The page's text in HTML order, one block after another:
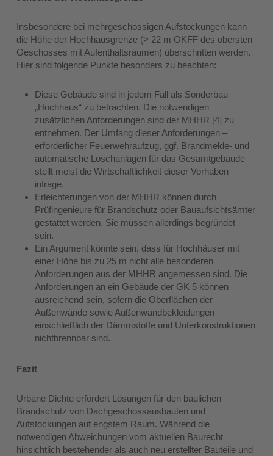
Insbesondere bei mehrgeschossigen Aufstockungen kann
die Höhe der Hochhausgrenze (> 22 m OKFF des obersten
Geschosses mit Aufenthaltsräumen) überschritten werden.
Hier sind folgende Punkte besonders zu beachten:
Diese Gebäude sind in jedem Fall als Sonderbau
„Hochhaus“ zu betrachten. Die notwendigen
zusätzlichen Anforderungen sind der MHHR [4] zu
entnehmen. Der Umfang dieser Anforderungen –
erforderlicher Feuerwehraufzug, ggf. Brandmelde- und
automatische Löschanlagen für das Gesamtgebäude –
stellt meist die Wirtschaftlichkeit dieser Vorhaben
infrage.
Erleichterungen von der MHHR können durch
Prüfingenieure für Brandschutz oder Bauaufsichtsämter
gestattet werden. Sie müssen allerdings begründet
sein.
Ein Argument könnte sein, dass für Hochhäuser mit
einer Höhe bis zu 25 m nicht alle besonderen
Anforderungen aus der MHHR angemessen sind. Die
Anforderungen an ein Gebäude der GK 5 können
ausreichend sein, sofern die Oberflächen der
Außenwände sowie Außenwandbekleidungen
einschließlich der Dämmstoffe und Unterkonstruktionen
nichtbrennbar sind.
Fazit
Urbane Dichte erfordert Lösungen für den baulichen
Brandschutz von Dachgeschossausbauten und
Aufstockungen auf engstem Raum. Während die
notwendigen Abweichungen vom aktuellen Baurecht
hinsichtlich bestehender als auch neu erstellter Bauteile und